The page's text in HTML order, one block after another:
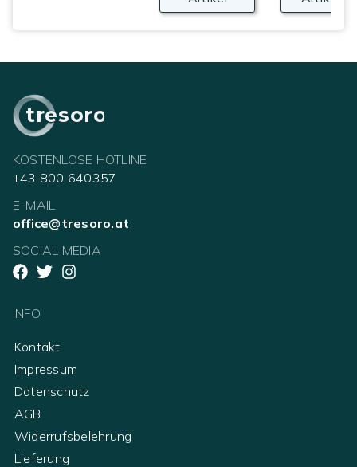
tresoro
KOSTENLOSE HOTLINE
+43 800 640357
E-MAIL
office@tresoro.at
SOCIAL MEDIA
INFO
Kontakt
Impressum
Datenschutz
AGB
Widerrufsbelehrung
Lieferung